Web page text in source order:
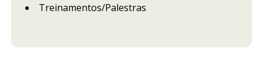
Treinamentos/Palestras